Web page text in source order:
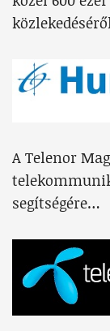
A Telenor
segítségére…